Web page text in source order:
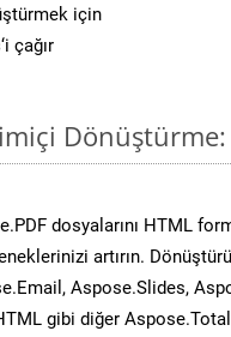
için
‘i çağır
dosyalarını HTML
artırın.
Aspose.Slides,
gibi diğer Aspose.Total